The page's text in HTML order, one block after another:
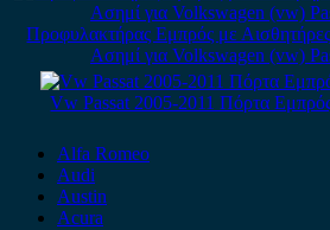
Προφυλακτήρας Εμπρός με
Ασημί για Volkswagen (vw)
Vw Passat 2005-2011 Πόρτα
Alfa Romeo
Audi
Austin
Acura